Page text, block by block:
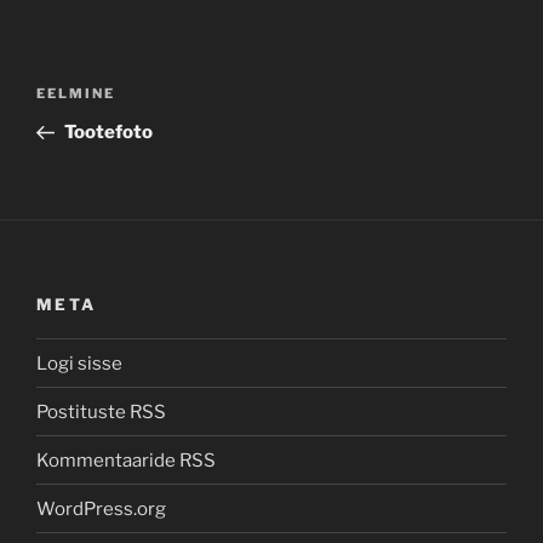
Previous
Post
EELMINE
Tootefoto
META
Logi sisse
Postituste RSS
Kommentaaride RSS
WordPress.org